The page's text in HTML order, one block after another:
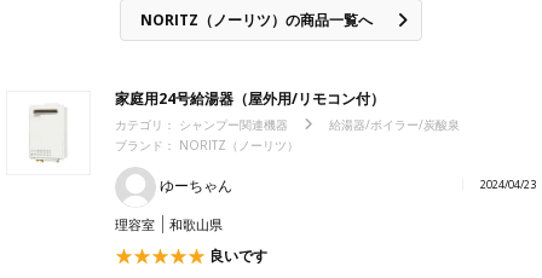
NORITZ（ノーリツ）の商品一覧へ
家庭用24号給湯器（屋外用/リモコン付）
カテゴリ： シャンプー関連機器
給湯器/ボイラー/炭酸泉
ブランド： NORITZ（ノーリツ）
ゆーちゃん 2024/04/23
理容室 和歌山県
良いです